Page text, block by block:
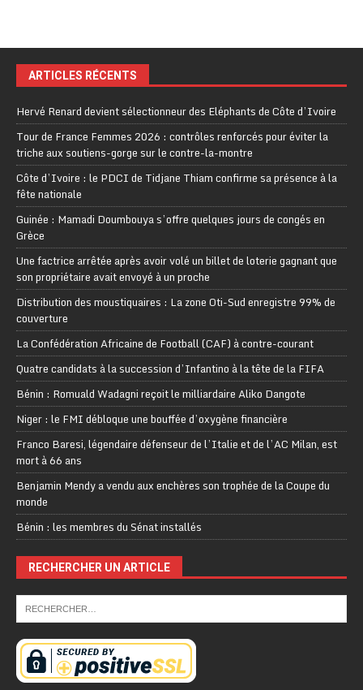
ARTICLES RÉCENTS
Hervé Renard devient sélectionneur des Eléphants de Côte d’Ivoire
Tour de France Femmes 2026 : contrôles renforcés pour éviter la
triche aux soutiens-gorge sur le contre-la-montre
Côte d’Ivoire : le PDCI de Tidjane Thiam confirme sa présence à la
fête nationale
Guinée : Mamadi Doumbouya s’offre quelques jours de congés en
Grèce
Une factrice arrêtée après avoir volé un billet de loterie gagnant que
son propriétaire avait envoyé à un proche
Distribution des moustiquaires : La zone Oti-Sud enregistre 99% de
couverture
La Confédération Africaine de Football (CAF) à contre-courant
Quatre candidats à la succession d’Infantino à la tête de la FIFA
Bénin : Romuald Wadagni reçoit le milliardaire Aliko Dangote
Niger : le FMI débloque une bouffée d’oxygène financière
Franco Baresi, légendaire défenseur de l’Italie et de l’AC Milan, est
mort à 66 ans
Benjamin Mendy a vendu aux enchères son trophée de la Coupe du
monde
Bénin : les membres du Sénat installés
RECHERCHER UN ARTICLE